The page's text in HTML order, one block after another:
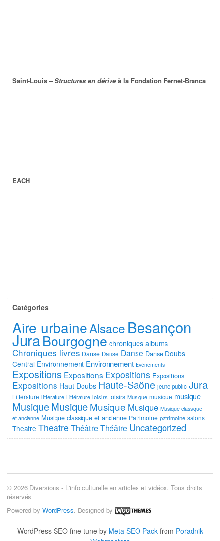
Saint-Louis –Structures en dérive à la Fondation Fernet-Branca
EACH
Catégories
Aire urbaineAlsace Besançon
JuraBourgogne chroniques albums
Chroniques livres Danse Danse Danse Danse Doubs
Central Environnement Environnement Evénements
Expositions Expositions Expositions Expositions
Expositions Haut Doubs Haute-Saône jeune public Jura
Littérature littérature Littérature loisirs loisirs Musique musique musique
MusiqueMusiqueMusique Musique Musique classique
et ancienne Musique classique et ancienne Patrimoine patrimoine salons
Theatre Theatre ThéâtreThéâtre Uncategorized
© 2026 Diversions - L'info culturelle en articles et vidéos. Tous droits
réservés
Powered by WordPress. Designed by
WordPress SEO fine-tune by Meta SEO Packfrom Poradnik